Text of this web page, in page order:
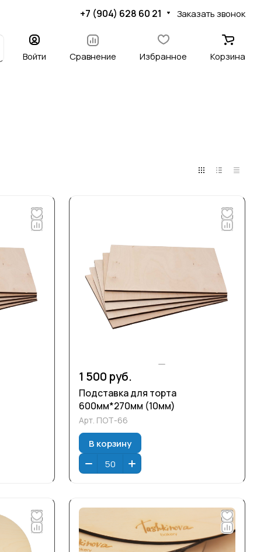
+7 (904) 628 60 21 Заказать звонок
Войти Сравнение Избранное Корзина
1 500 руб.
Подставка для торта
600мм*270мм (10мм)
Арт. ПОТ-66
В корзину